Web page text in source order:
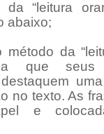
da “leitura
abaixo;
da
que seus
no texto. As
e